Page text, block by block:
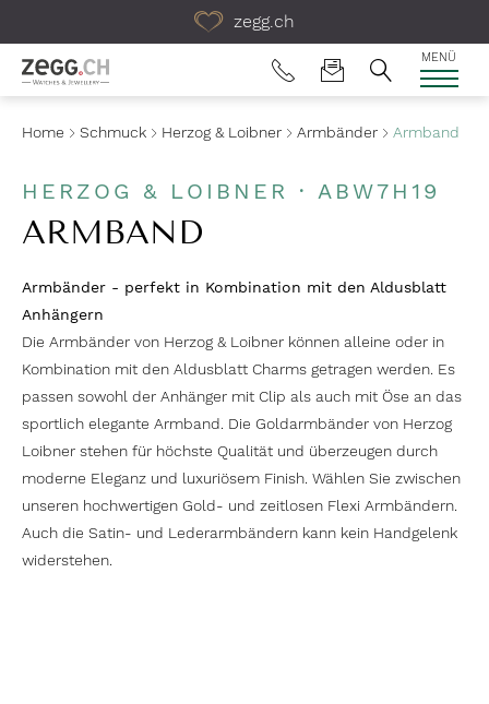
zegg.ch
MENÜ
Home Schmuck Herzog & Loibner Armbänder Armband
HERZOG & LOIBNER · ABW7H19
ARMBAND
Armbänder - perfekt in Kombination mit den Aldusblatt
Anhängern
Die Armbänder von Herzog & Loibner können alleine oder in
Kombination mit den Aldusblatt Charms getragen werden. Es
passen sowohl der Anhänger mit Clip als auch mit Öse an das
sportlich elegante Armband. Die Goldarmbänder von Herzog
Loibner stehen für höchste Qualität und überzeugen durch
moderne Eleganz und luxuriösem Finish. Wählen Sie zwischen
unseren hochwertigen Gold- und zeitlosen Flexi Armbändern.
Auch die Satin- und Lederarmbändern kann kein Handgelenk
widerstehen.